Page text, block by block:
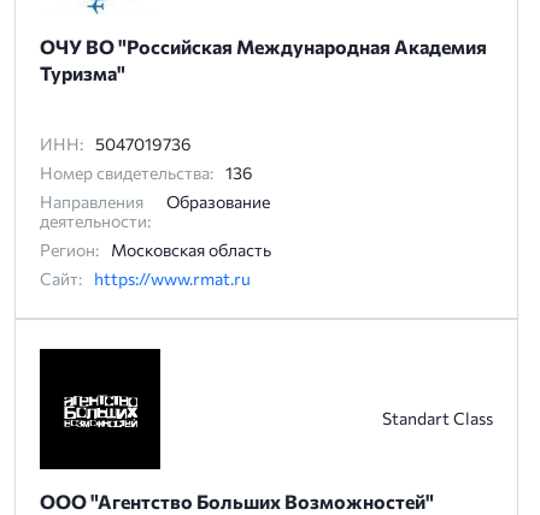
ОЧУ ВО "Российская Международная Академия
Туризма"
ИНН: 5047019736
Номер свидетельства: 136
Направления
деятельности:
Образование
Регион:
Московская область
Сайт:
https://www.rmat.ru
Standart Class
ООО "Агентство Больших Возможностей"